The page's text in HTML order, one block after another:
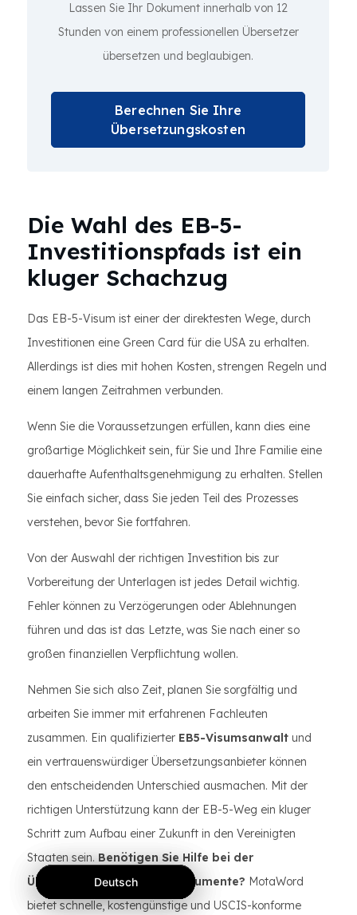
Lassen Sie Ihr Dokument innerhalb von 12
Stunden von einem professionellen Übersetzer
übersetzen und beglaubigen.
Berechnen Sie Ihre
Übersetzungskosten
Die Wahl des EB-5-
Investitionspfads ist ein
kluger Schachzug
Das EB-5-Visum ist einer der direktesten Wege, durch
Investitionen eine Green Card für die USA zu erhalten.
Allerdings ist dies mit hohen Kosten, strengen Regeln und
einem langen Zeitrahmen verbunden.
Wenn Sie die Voraussetzungen erfüllen, kann dies eine
großartige Möglichkeit sein, für Sie und Ihre Familie eine
dauerhafte Aufenthaltsgenehmigung zu erhalten. Stellen
Sie einfach sicher, dass Sie jeden Teil des Prozesses
verstehen, bevor Sie fortfahren.
Von der Auswahl der richtigen Investition bis zur
Vorbereitung der Unterlagen ist jedes Detail wichtig.
Fehler können zu Verzögerungen oder Ablehnungen
führen und das ist das Letzte, was Sie nach einer so
großen finanziellen Verpflichtung wollen.
Nehmen Sie sich also Zeit, planen Sie sorgfältig und
arbeiten Sie immer mit erfahrenen Fachleuten
zusammen. Ein qualifizierter EB5-Visumsanwalt und
ein vertrauenswürdiger Übersetzungsanbieter können
den entscheidenden Unterschied ausmachen. Mit der
richtigen Unterstützung kann der EB-5-Weg ein kluger
Schritt zum Aufbau einer Zukunft in den Vereinigten
Staaten sein. Benötigen Sie Hilfe bei der
Übersetzung Ihrer EB-5-Dokumente? MotaWord
bietet schnelle, kostengünstige und USCIS-konforme
Deutsch
Deutsch
Deutsch